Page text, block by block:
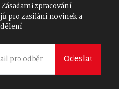
Zásadami zpracování
pro zasílání novinek a
Odeslat